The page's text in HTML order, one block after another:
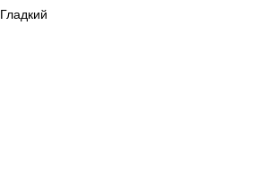
Гладкий